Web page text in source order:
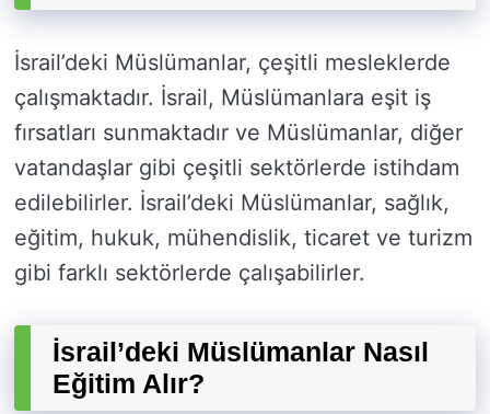
İsrail’deki Müslümanlar, çeşitli mesleklerde
çalışmaktadır. İsrail, Müslümanlara eşit iş
fırsatları sunmaktadır ve Müslümanlar, diğer
vatandaşlar gibi çeşitli sektörlerde istihdam
edilebilirler. İsrail’deki Müslümanlar, sağlık,
eğitim, hukuk, mühendislik, ticaret ve turizm
gibi farklı sektörlerde çalışabilirler.
İsrail’deki Müslümanlar Nasıl
Eğitim Alır?